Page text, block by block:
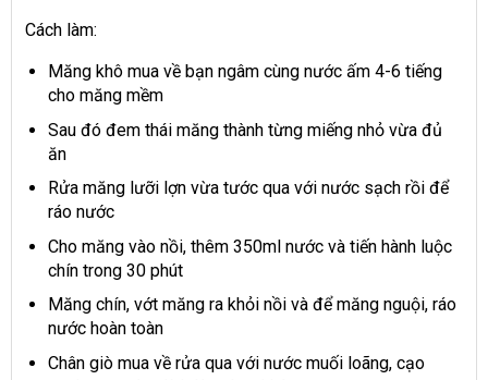
Cách làm:
Măng khô mua về bạn ngâm cùng nước ấm 4-6 tiếng
cho măng mềm
Sau đó đem thái măng thành từng miếng nhỏ vừa đủ
ăn
Rửa măng lưỡi lợn vừa tước qua với nước sạch rồi để
ráo nước
Cho măng vào nồi, thêm 350ml nước và tiến hành luộc
chín trong 30 phút
Măng chín, vớt măng ra khỏi nồi và để măng nguội, ráo
nước hoàn toàn
Chân giò mua về rửa qua với nước muối loãng, cạo